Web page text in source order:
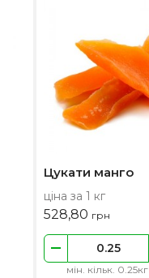
Цукати манго
ціна за 1 кг
528,80 грн
мін. кільк. 0.25кг